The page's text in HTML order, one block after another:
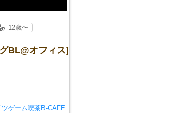
BL@オフィス]
12歳〜
ツゲーム喫茶B-CAFE